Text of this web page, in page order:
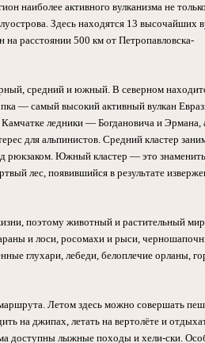
наиболее активного вулканизма не
Здесь находятся 13 высочайших
расстоянии 500 км от Петропавловска-
средний и южный. В северном
— самый высокий активный вулкан
ледники — Богдановича и Эрмана,
для альпинистов. Средний кластер
рюкзаком. Южный кластер — это
лес, появившийся в результате
поэтому животный и растительный мир
и лоси, росомахи и рыси,
глухари, лебеди, белоплечие орланы,
Летом здесь можно совершать
на джипах, летать на вертолёте и
доступны лыжные походы и хели-ски.